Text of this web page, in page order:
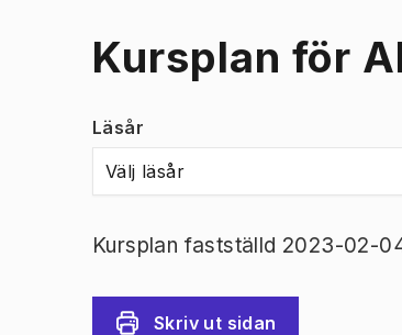
Kursplan för
Läsår
Välj läsår
Kursplan fastställd 2023-02-
Skriv ut sidan